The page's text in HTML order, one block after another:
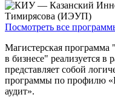
Посмотреть все
Магистерская программа
в бизнесе" реализуется
представляет собой
программы по профилю
аудит».